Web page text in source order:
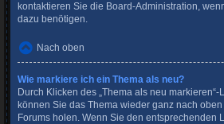
kontaktieren Sie die Board-Administration,
dazu benötigen.
Nach oben
Wie markiere ich ein Thema als neu?
Durch Klicken des „Thema als neu
können Sie das Thema wieder ganz nach
Forums holen. Wenn Sie den entsprechenden